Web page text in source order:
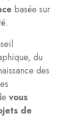
basée sur
du
des
vous
de